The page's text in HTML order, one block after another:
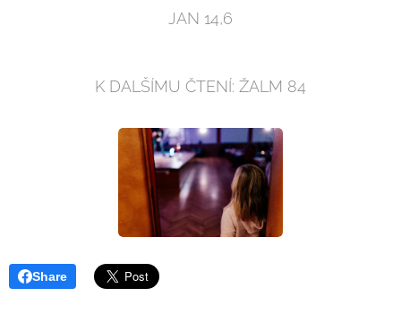
JAN 14,6
K DALŠÍMU ČTENÍ: ŽALM 84
Share